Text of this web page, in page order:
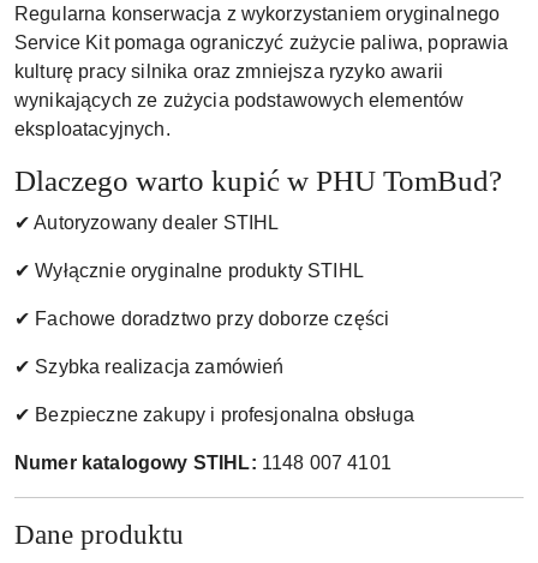
Regularna konserwacja z wykorzystaniem oryginalnego
Service Kit pomaga ograniczyć zużycie paliwa, poprawia
kulturę pracy silnika oraz zmniejsza ryzyko awarii
wynikających ze zużycia podstawowych elementów
eksploatacyjnych.
Dlaczego warto kupić w PHU TomBud?
✔ Autoryzowany dealer STIHL
✔ Wyłącznie oryginalne produkty STIHL
✔ Fachowe doradztwo przy doborze części
✔ Szybka realizacja zamówień
✔ Bezpieczne zakupy i profesjonalna obsługa
Numer katalogowy STIHL: 1148 007 4101
Dane produktu